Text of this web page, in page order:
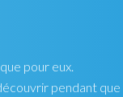
pour eux.
pendant